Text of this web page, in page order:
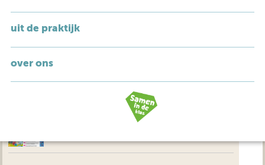
uit de praktijk
over onsGa elk seizoen aan de slag met onze speciale
Maak voorlezen nóg leuker met ontwerpstickers!